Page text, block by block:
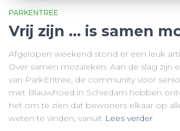
PARKENTREE
Vrij zijn … is samen
Afgelopen weekend stond er een leuk
Over samen mozaïeken. Aan de slag zijn
van ParkEntree, de community voor
met Blauwhoed in Schiedam hebben
het om te zien dat bewoners elkaar op
weten te vinden, vanuit Lees verder